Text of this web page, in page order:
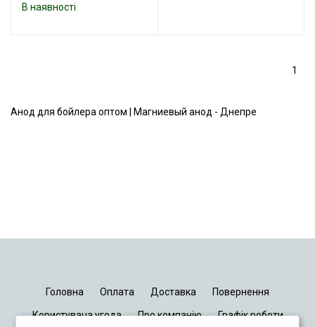
В наявності
1
Анод для бойлера оптом | Магниевый анод - Днепре
Головна Оплата Доставка Повернення
Користувача угода Про компанію Графік роботи